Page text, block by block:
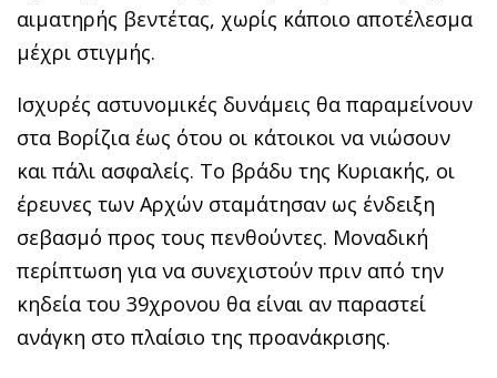
αιματηρής βεντέτας, χωρίς κάποιο αποτέλεσμα
μέχρι στιγμής.
Ισχυρές αστυνομικές δυνάμεις θα παραμείνουν
στα Βορίζια έως ότου οι κάτοικοι να νιώσουν
και πάλι ασφαλείς. Το βράδυ της Κυριακής, οι
έρευνες των Αρχών σταμάτησαν ως ένδειξη
σεβασμό προς τους πενθούντες. Μοναδική
περίπτωση για να συνεχιστούν πριν από την
κηδεία του 39χρονου θα είναι αν παραστεί
ανάγκη στο πλαίσιο της προανάκρισης.